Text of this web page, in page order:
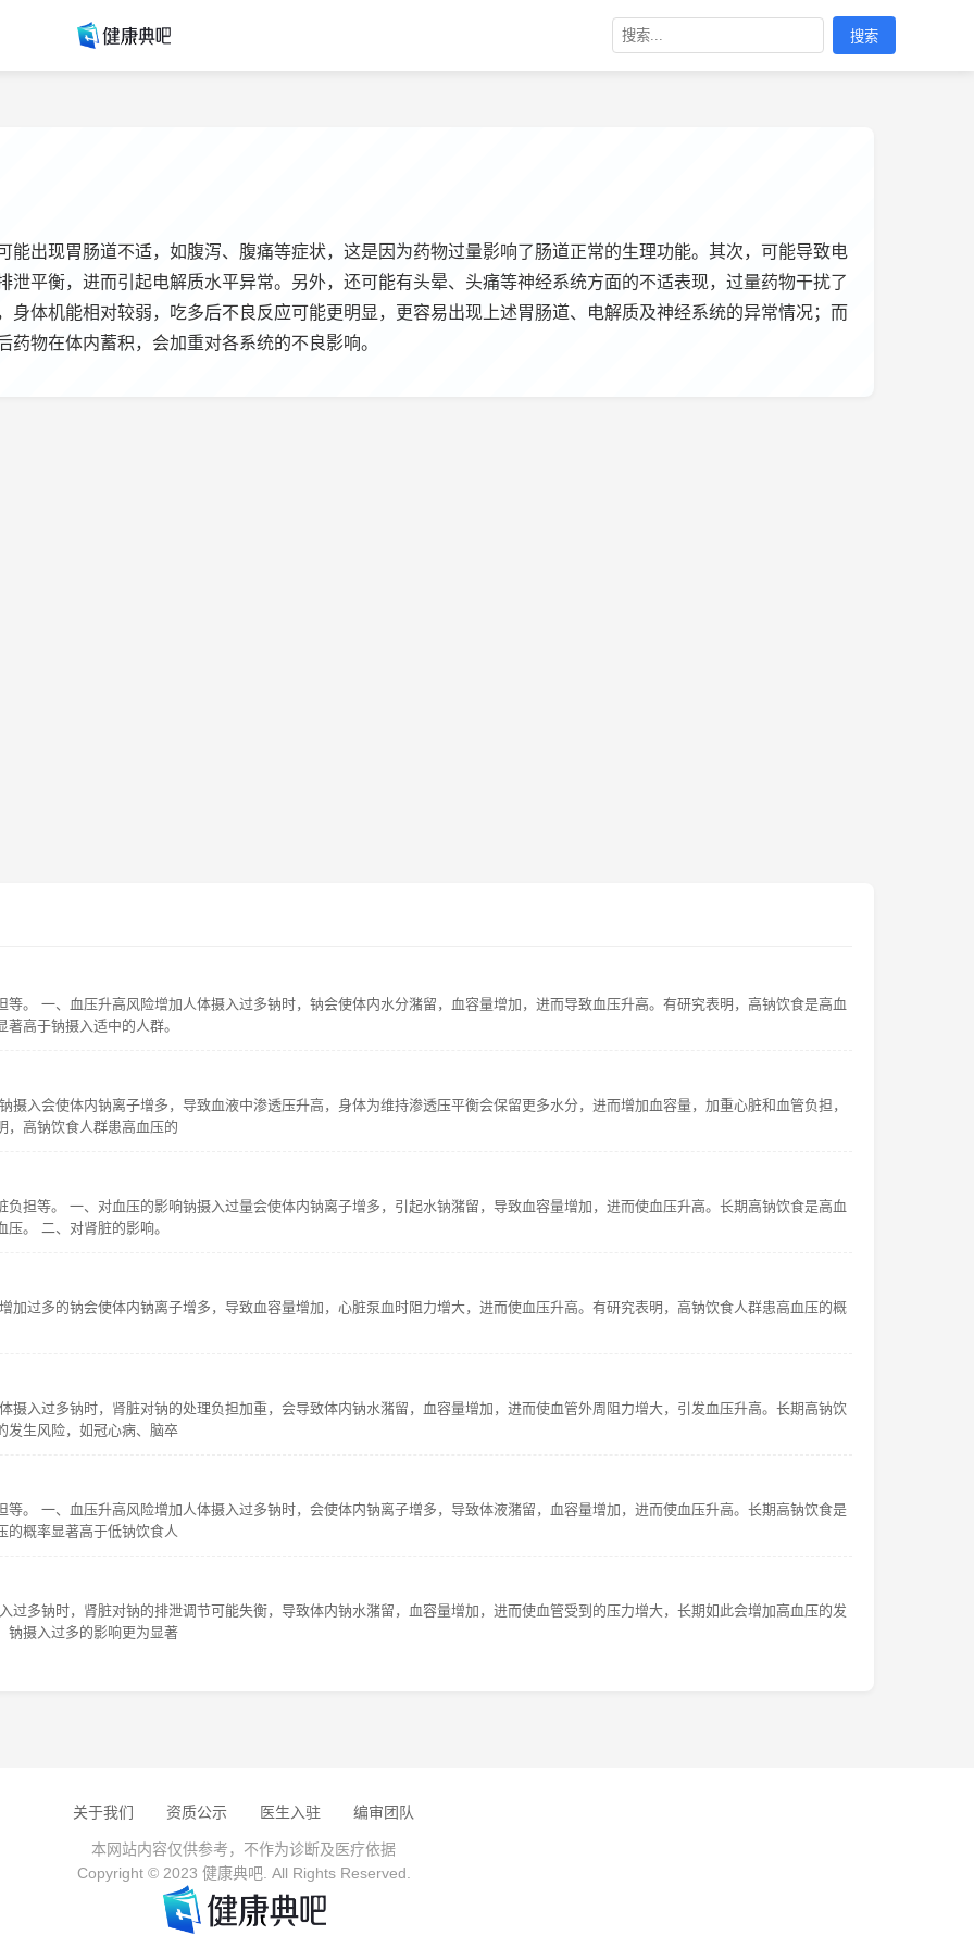
搜索
能出现胃肠道不适，如腹泻、腹痛等症状，这是因为药物过量影响了肠道正常的生理功能。其次，可能导致电
平衡，进而引起电解质水平异常。另外，还可能有头晕、头痛等神经系统方面的不适表现，过量药物干扰了
身体机能相对较弱，吃多后不良反应可能更明显，更容易出现上述胃肠道、电解质及神经系统的异常情况；而
物在体内蓄积，会加重对各系统的不良影响。
。 一、血压升高风险增加人体摄入过多钠时，钠会使体内水分潴留，血容量增加，进而导致血压升高。有研究表明，高钠饮食是高血
高于钠摄入适中的人群。
入会使体内钠离子增多，导致血液中渗透压升高，身体为维持渗透压平衡会保留更多水分，进而增加血容量，加重心脏和血管负担，
，高钠饮食人群患高血压的
担等。 一、对血压的影响钠摄入过量会使体内钠离子增多，引起水钠潴留，导致血容量增加，进而使血压升高。长期高钠饮食是高血
。 二、对肾脏的影响。
加过多的钠会使体内钠离子增多，导致血容量增加，心脏泵血时阻力增大，进而使血压升高。有研究表明，高钠饮食人群患高血压的概
摄入过多钠时，肾脏对钠的处理负担加重，会导致体内钠水潴留，血容量增加，进而使血管外周阻力增大，引发血压升高。长期高钠饮
发生风险，如冠心病、脑卒
。 一、血压升高风险增加人体摄入过多钠时，会使体内钠离子增多，导致体液潴留，血容量增加，进而使血压升高。长期高钠饮食是
的概率显著高于低钠饮食人
过多钠时，肾脏对钠的排泄调节可能失衡，导致体内钠水潴留，血容量增加，进而使血管受到的压力增大，长期如此会增加高血压的发
钠摄入过多的影响更为显著
关于我们 资质公示 医生入驻 编审团队
本网站内容仅供参考，不作为诊断及医疗依据
Copyright © 2023 健康典吧. All Rights Reserved.